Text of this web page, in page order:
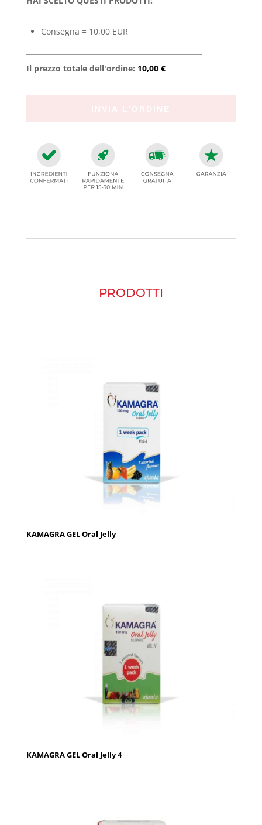
Consegna = 10,00 EUR
Il prezzo totale dell'ordine: 10,00 €
PRODOTTI
KAMAGRA GEL Oral Jelly
KAMAGRA GEL Oral Jelly 4